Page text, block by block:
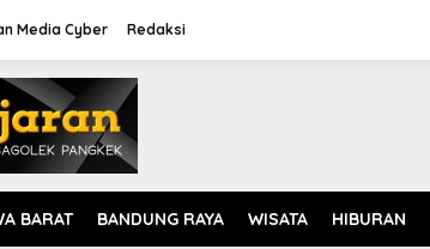
Media Cyber Redaksi
BARAT BANDUNG RAYA WISATA HIBURAN